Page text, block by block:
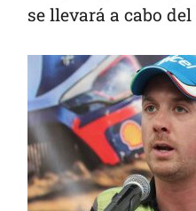
se llevará a cabo